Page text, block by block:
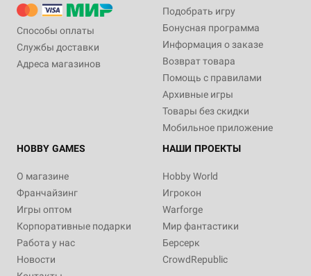
Способы оплаты
Службы доставки
Адреса магазинов
Подобрать игру
Бонусная программа
Информация о заказе
Возврат товара
Помощь с правилами
Архивные игры
Товары без скидки
Мобильное приложение
HOBBY GAMES
О магазине
Франчайзинг
Игры оптом
Корпоративные подарки
Работа у нас
Новости
НАШИ ПРОЕКТЫ
Hobby World
Игрокон
Warforge
Мир фантастики
Берсерк
CrowdRepublic